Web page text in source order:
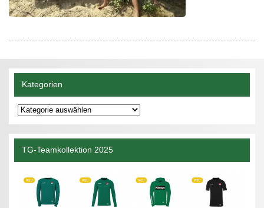
Kategorien
Kategorien
TG-Teamkollektion 2025